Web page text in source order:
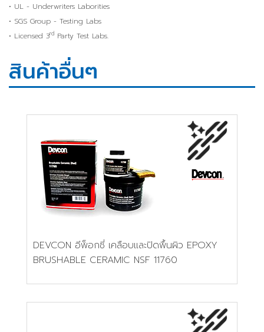
• UL - Underwriters Laborities
• SGS Group - Testing Labs
• Licensed 3rd Party Test Labs.
สินค้าอื่นๆ
DEVCON อีพ็อกซี่ เคลือบและปิดพื้นผิว EPOXY
BRUSHABLE CERAMIC NSF 11760